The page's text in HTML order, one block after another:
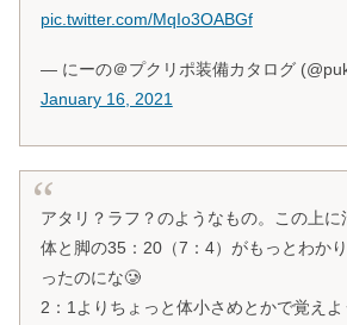
pic.twitter.com/MqIo3OABGf
— にーの＠プクリポ装備カタログ
January 16, 2021
アタリ？ラフ？のようなもの。この上
体と脚の35：20（7：4）がもっとわか
ったのにな🥲
2：1よりちょっと体小さめとかで覚え